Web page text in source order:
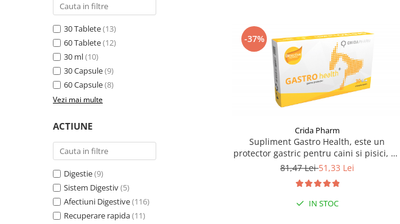
30 Tablete(13)
60 Tablete(12)
30 ml(10)
30 Capsule(9)
60 Capsule(8)
Vezi mai multe
ACTIUNE
Digestie(9)
Sistem Digestiv(5)
Afectiuni Digestive(116)
Recuperare rapida(11)
-37%
Crida Pharm
Supliment Gastro Health, este un
protector gastric pentru caini si pisici, 30
capsule
81,47 Lei51,33 Lei
IN STOC